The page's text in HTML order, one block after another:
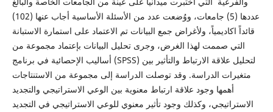
عددها (5) جامعات، ووُضعت عدد من الأسئلة الأساسية أجاب عنها (102)
قائداً اكاديمياً، ولأغراض جمع البيانات تم الاعتماد على استمارة الاستبانة
التي صممت لهذا الغرض، وجرى تحليل البيانات بإعتماد مجموعة من
أساليب الإحصائية في برنامج (SPSS) لتحليل علاقة الارتباط والتأثير بين
متغيرات الدراسة. وقد توصلت الدراسة إلى مجموعة من الاستنتاجات
أهمها وجود علاقة ارتباط معنوية بين الوعي الاستراتيجي والتجديد
الاستراتيجي، وكذلك وجود تأثير معنوي للوعي الاستراتيجي في التجديد